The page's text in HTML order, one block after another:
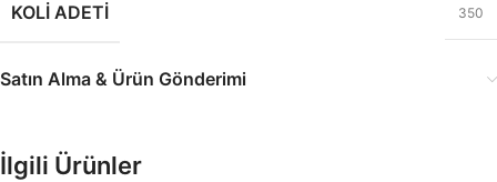
KOLI ADETI 350
Satın Alma & Ürün Gönderimi
İlgili Ürünler